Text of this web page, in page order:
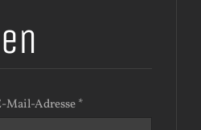
Mail-Adresse*